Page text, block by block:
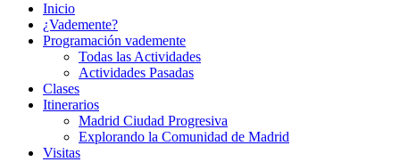
Inicio
¿Vademente?
Programación vademente
Todas las Actividades
Actividades Pasadas
Clases
Itinerarios
Madrid Ciudad Progresiva
Explorando la Comunidad de Madrid
Visitas